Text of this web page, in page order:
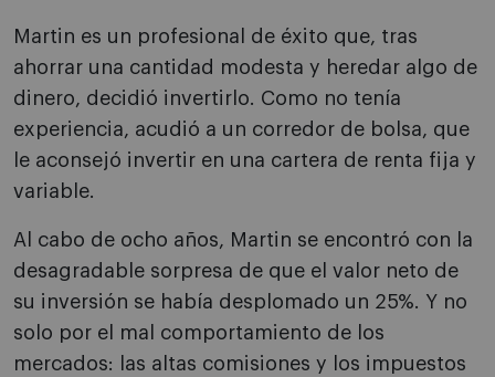
Martin es un profesional de éxito que, tras
ahorrar una cantidad modesta y heredar algo de
dinero, decidió invertirlo. Como no tenía
experiencia, acudió a un corredor de bolsa, que
le aconsejó invertir en una cartera de renta fija y
variable.
Al cabo de ocho años, Martin se encontró con la
desagradable sorpresa de que el valor neto de
su inversión se había desplomado un 25%. Y no
solo por el mal comportamiento de los
mercados: las altas comisiones y los impuestos